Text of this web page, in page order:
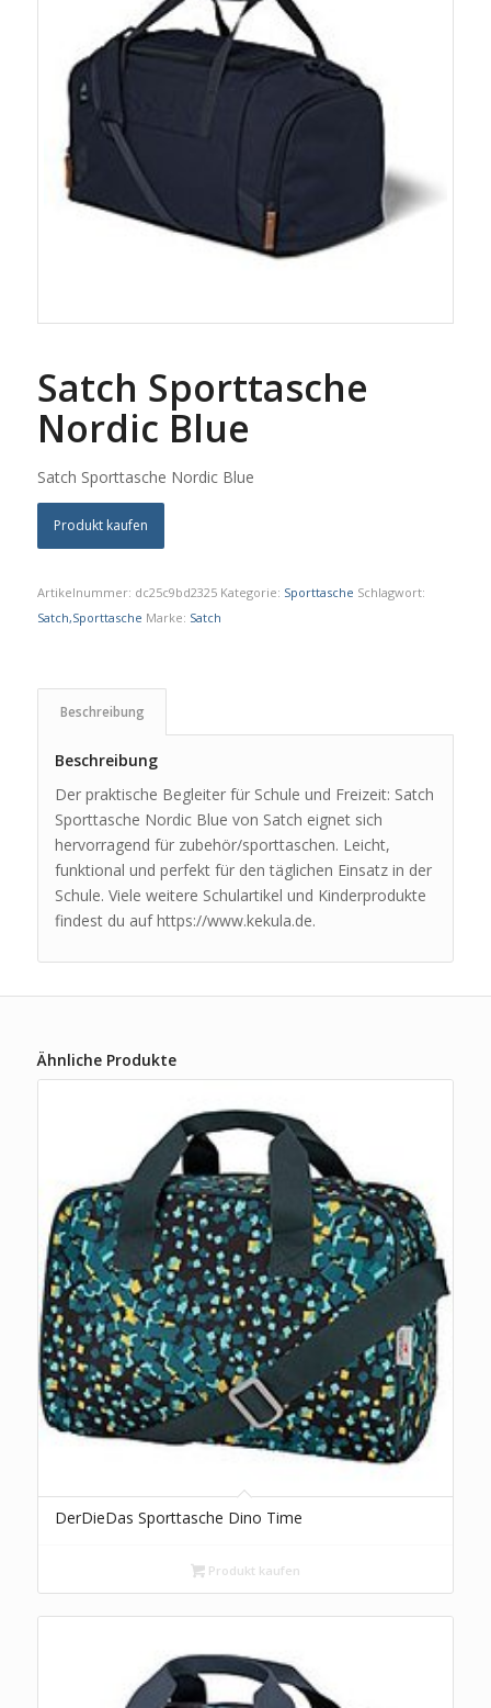
Satch Sporttasche
Nordic Blue
Satch Sporttasche Nordic Blue
Produkt kaufen
Artikelnummer: dc25c9bd2325 Kategorie: Sporttasche Schlagwort:
Satch,Sporttasche Marke: Satch
Beschreibung
Beschreibung
Der praktische Begleiter für Schule und Freizeit: Satch
Sporttasche Nordic Blue von Satch eignet sich
hervorragend für zubehör/sporttaschen. Leicht,
funktional und perfekt für den täglichen Einsatz in der
Schule. Viele weitere Schulartikel und Kinderprodukte
findest du auf https://www.kekula.de.
Ähnliche Produkte
DerDieDas Sporttasche Dino Time
Produkt kaufen